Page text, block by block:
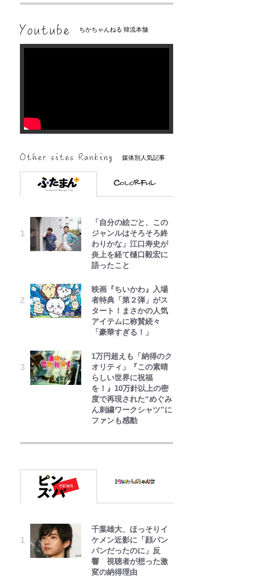
ちかちゃんねる 韓流本舗
媒体別人気記事
「自分の絵ごと、この
ジャンルはそろそろ終
わりかな」江口寿史が
炎上を経て樋口毅宏に
語ったこと
映画『ちいかわ』入場
者特典「第２弾」がス
タート！まさかの人気
アイテムに称賛続々
「豪華すぎる！」
1万円超えも「納得のク
オリティ」『この素晴
らしい世界に祝福
を！』10万針以上の密
度で再現された“めぐみ
ん刺繍ワークシャツ”に
ファンも感動
1回
第3回 出版までの道の
レビュー『仮面家族』
悠木シュン・著
千葉雄大、ほっそりイ
ケメン近影に「顔パン
パンだったのに」反
響 視聴者が想った激
変の納得理由